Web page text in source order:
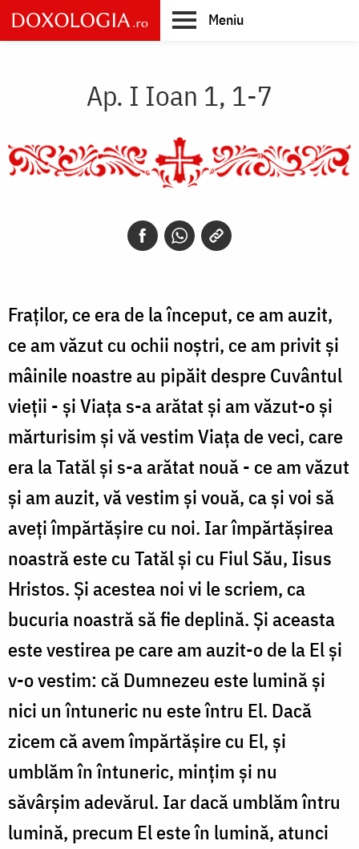
Skip
to
main
Meniu
Ap. I Ioan 1, 1-7
Fraţilor, ce era de la început, ce am auzit,
ce am văzut cu ochii noştri, ce am privit şi
mâinile noastre au pipăit despre Cuvântul
vieţii - şi Viaţa s-a arătat şi am văzut-o şi
mărturisim şi vă vestim Viaţa de veci, care
era la Tatăl şi s-a arătat nouă - ce am văzut
şi am auzit, vă vestim şi vouă, ca şi voi să
aveţi împărtăşire cu noi. Iar împărtăşirea
noastră este cu Tatăl şi cu Fiul Său, Iisus
Hristos. Şi acestea noi vi le scriem, ca
bucuria noastră să fie deplină. Şi aceasta
este vestirea pe care am auzit-o de la El şi
v-o vestim: că Dumnezeu este lumină şi
nici un întuneric nu este întru El. Dacă
zicem că avem împărtăşire cu El, şi
umblăm în întuneric, minţim şi nu
săvârşim adevărul. Iar dacă umblăm întru
lumină, precum El este în lumină, atunci